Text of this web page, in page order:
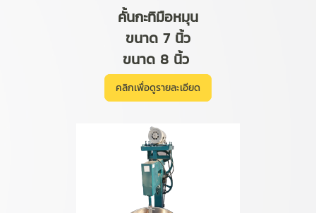
คั้นกะทิมือหมุน
ขนาด 7 นิ้ว
ขนาด 8 นิ้ว
คลิกเพื่อดูรายละเอียด